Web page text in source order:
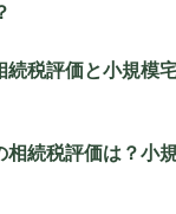
税評価と小規模
続税評価は？小